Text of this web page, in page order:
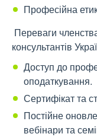
Професійна
Переваги
консультантів
Доступ до
оподаткування.
Сертифікат та
Постійне
вебінари та